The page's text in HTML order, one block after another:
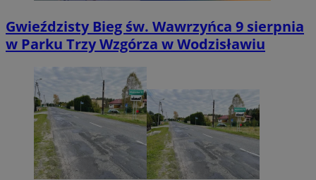
Gwieździsty Bieg św. Wawrzyńca 9 sierpnia
w Parku Trzy Wzgórza w Wodzisławiu